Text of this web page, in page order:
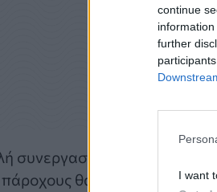
continue
further
I want
συνεργασία του
πάροχους θα διευρυνθεί